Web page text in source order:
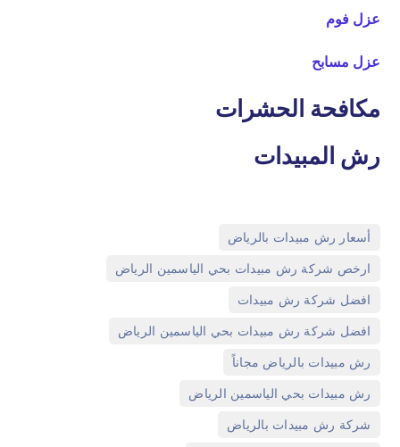
عزل فوم
عزل مسابح
مكافحة الحشرات
رش المبيدات
أسعار رش مبيدات بالرياض
ارخص شركة رش مبيدات بحي الياسمين الرياض
افضل شركة رش مبيدات
افضل شركة رش مبيدات بحي الياسمين الرياض
رش مبيدات بالرياض مجاناً
رش مبيدات بحي الياسمين الرياض
شركة رش مبيدات بالرياض